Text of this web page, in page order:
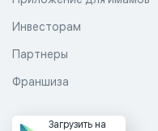
Инвесторам
Партнеры
Франшиза
Загрузить на